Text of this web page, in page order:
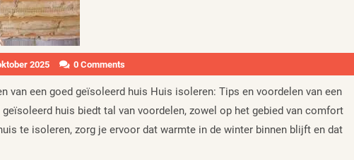
2025 0 Comments
van een goed geïsoleerd huis Huis isoleren: Tips en voordelen van een
huis biedt tal van voordelen, zowel op het gebied van comfort
te isoleren, zorg je ervoor dat warmte in de winter binnen blijft en dat